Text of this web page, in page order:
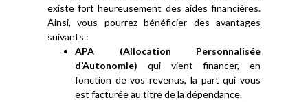
existe fort heureusement des aides financières.
Ainsi, vous pourrez bénéficier des avantages
suivants :
APA (Allocation Personnalisée
d’Autonomie) qui vient financer, en
fonction de vos revenus, la part qui vous
est facturée au titre de la dépendance.